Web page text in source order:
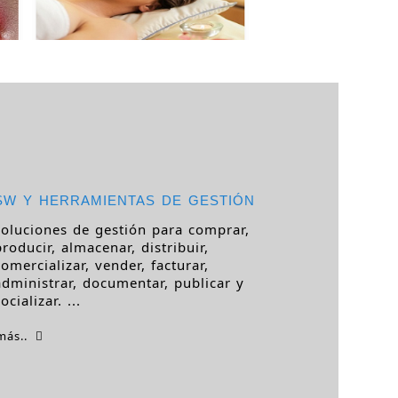
Y HERRAMIENTAS DE GESTIÓN
de gestión para comprar,
almacenar, distribuir,
vender, facturar,
documentar, publicar y
...